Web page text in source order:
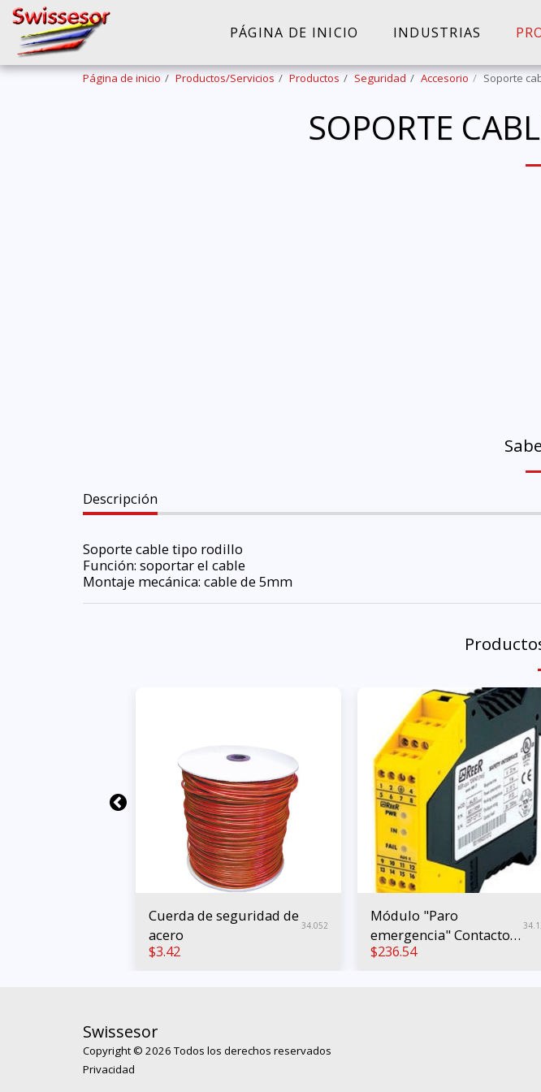
PÁGINA DE INICIO INDUSTRIAS
Página de inicio Productos/Servicios Productos Seguridad Accesorio Soporte
SOPORTE
Descripción
Soporte cable tipo rodillo
Función: soportar el cable
Montaje mecánica: cable de 5mm
Cuerda de seguridad de
acero
34.052
$3.42
Módulo "Paro
emergencia" Contactos
3x NO 1x NC PL e Cat.4
$236.54
Swissesor
Copyright © 2026 Todos los derechos reservados
Privacidad